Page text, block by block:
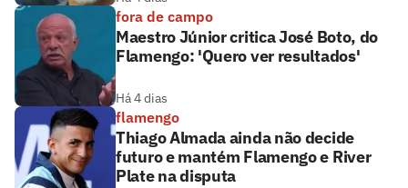
fora de campo
Maestro Júnior critica José Boto, do
Flamengo: 'Quero ver resultados'
Há 4 dias
flamengo
Thiago Almada ainda não decide
futuro e mantém Flamengo e River
Plate na disputa